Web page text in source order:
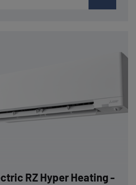
RZ Hyper Heating -